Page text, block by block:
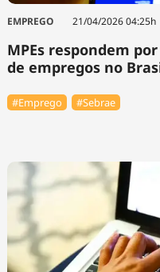
EMPREGO 21/04/2026 04:25h
MPEs respondem
de empregos no
#Emprego #Sebrae